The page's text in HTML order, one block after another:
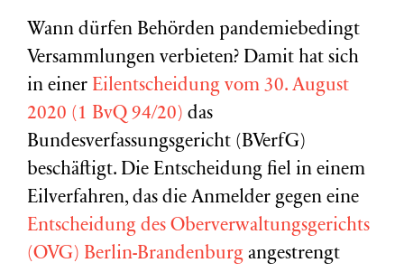
Wann dürfen Behörden pandemiebedingt
Versammlungen verbieten? Damit hat sich
in einer Eilentscheidung vom 30. August
2020 (1 BvQ 94/20) das
Bundesverfassungsgericht (BVerfG)
beschäftigt. Die Entscheidung fiel in einem
Eilverfahren, das die Anmelder gegen eine
Entscheidung des Oberverwaltungsgerichts
(OVG) Berlin-Brandenburg angestrengt